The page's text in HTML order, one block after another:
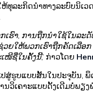
ທຸລະກິດນໍາທາງລະບົບນິ
ເຮົາ, ການຖືກນຳໃຊ້ໃນລ
ວຍໃຫ້ພວກເຮົາຖືກຄັດເລື
ຊື່ໃນຄັ້ງນີ້,’ ກ່າວໂດຍ
ສູ່ຮູບແບບສັ້ນໃນປະຈຸບັນ,
ນວິເຄາະແບບດັ້ງເດີມບໍ່ພ